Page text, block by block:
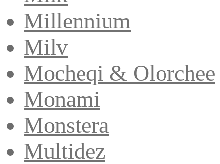
Millennium
Milv
Mocheqi & Olorchee
Monami
Monstera
Multidez